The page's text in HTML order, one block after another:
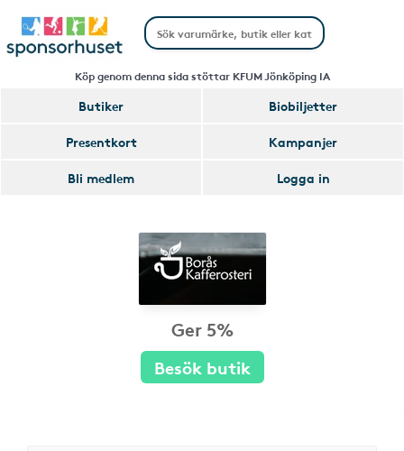
Köp genom denna sida stöttar KFUM Jönköping IA
Butiker
Biobiljetter
Presentkort
Kampanjer
Bli medlem
Logga in
Ger 5%
Besök butik